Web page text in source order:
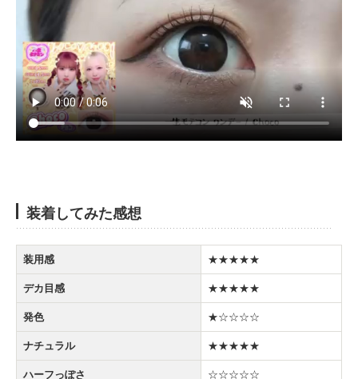
装着してみた感想
装用感 ★★★★★
デカ目感 ★★★★★
発色 ★☆☆☆☆
ナチュラル ★★★★★
ハーフっぽさ ☆☆☆☆☆